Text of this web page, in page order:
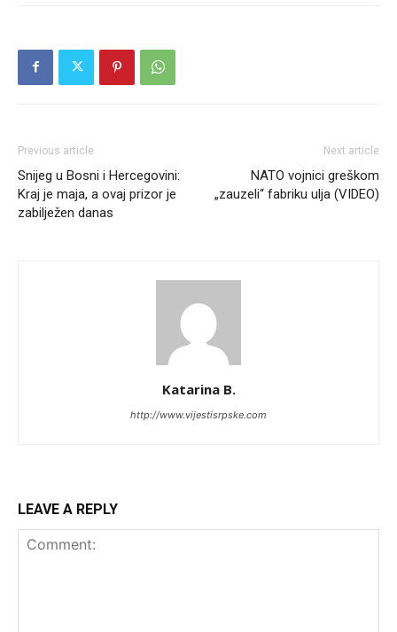
Previous article
Snijeg u Bosni i Hercegovini:
Kraj je maja, a ovaj prizor je
zabilježen danas
Next article
NATO vojnici greškom
„zauzeli“ fabriku ulja (VIDEO)
Katarina B.
http://www.vijestisrpske.com
LEAVE A REPLY